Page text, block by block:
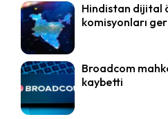
Hindistan dijital
komisyonları
Broadcom
kaybetti